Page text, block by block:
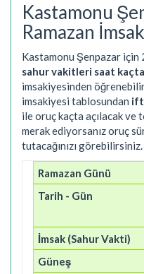
Kastamonu
Ramazan
Kastamonu Şenpazar için
sahur vakitleri saat kaçta
imsakiyesinden
imsakiyesi tablosundan
ile oruç kaçta açılacak ve
merak ediyorsanız oruç
tutacağınızı görebilirsiniz.